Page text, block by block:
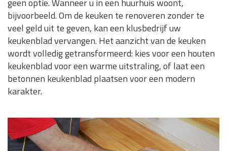
bijvoorbeeld. Om de keuken te renoveren zonder te
veel geld uit te geven, kan een klusbedrijf uw
keukenblad vervangen. Het aanzicht van de keuken
wordt volledig getransformeerd: kies voor een houten
keukenblad voor een warme uitstraling, of laat een
betonnen keukenblad plaatsen voor een modern
karakter.